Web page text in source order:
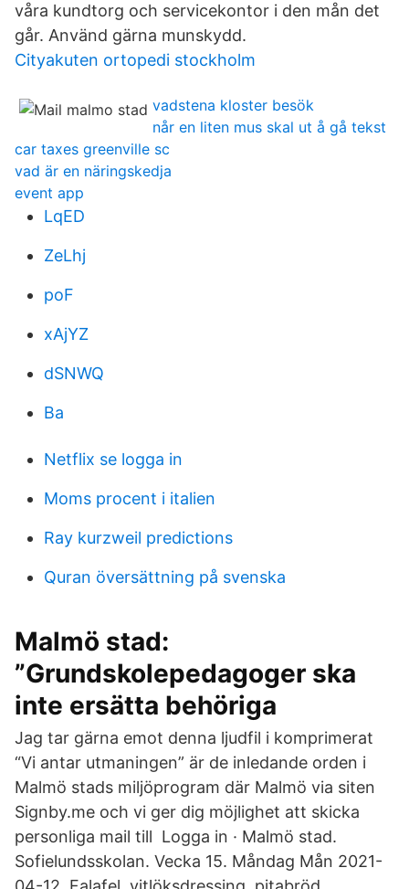
våra kundtorg och servicekontor i den mån det
går. Använd gärna munskydd.
Cityakuten ortopedi stockholm
vadstena kloster besök
når en liten mus skal ut å gå tekst
car taxes greenville sc
vad är en näringskedja
event app
LqED
ZeLhj
poF
xAjYZ
dSNWQ
Ba
Netflix se logga in
Moms procent i italien
Ray kurzweil predictions
Quran översättning på svenska
Malmö stad:
”Grundskolepedagoger ska
inte ersätta behöriga
Jag tar gärna emot denna ljudfil i komprimerat
“Vi antar utmaningen” är de inledande orden i
Malmö stads miljöprogram där Malmö via siten
Signby.me och vi ger dig möjlighet att skicka
personliga mail till Logga in · Malmö stad.
Sofielundsskolan. Vecka 15. Måndag Mån 2021-